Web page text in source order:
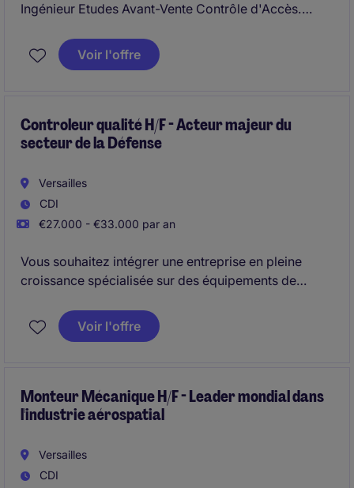
Ingénieur Etudes Avant-Vente Contrôle d'Accès.
les besoins du client, concevoir sa solution technique
et proposer une offre adéquate.
Voir l'offre
Controleur qualité H/F - Acteur majeur du
secteur de la Défense
Versailles
CDI
€27.000 - €33.000 par an
Vous souhaitez intégrer une entreprise en pleine
croissance spécialisée sur des équipements de
qualité H/F est peut être fait pour vous.
Voir l'offre
Monteur Mécanique H/F - Leader mondial dans
l'industrie aérospatial
Versailles
CDI